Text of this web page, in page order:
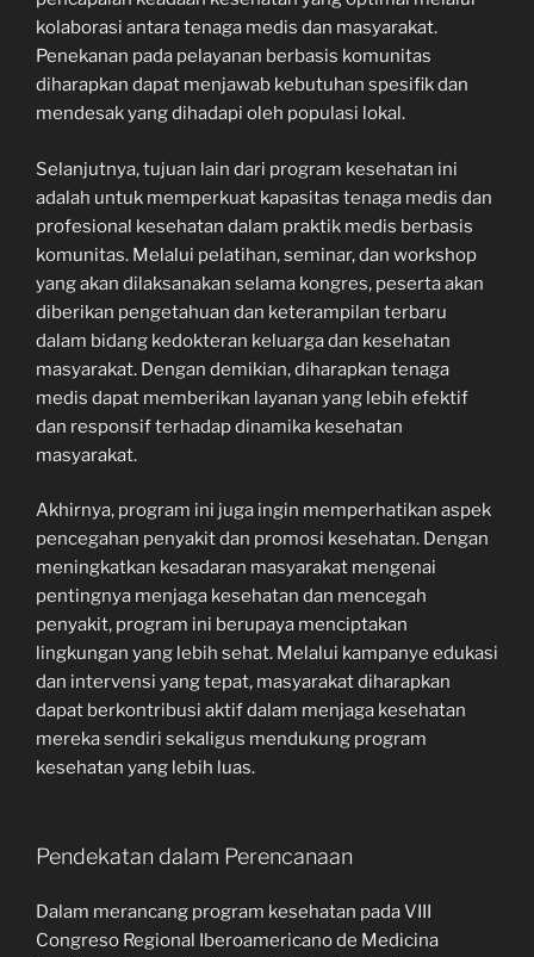
kolaborasi antara tenaga medis dan masyarakat.
Penekanan pada pelayanan berbasis komunitas
diharapkan dapat menjawab kebutuhan spesifik dan
mendesak yang dihadapi oleh populasi lokal.
Selanjutnya, tujuan lain dari program kesehatan ini
adalah untuk memperkuat kapasitas tenaga medis dan
profesional kesehatan dalam praktik medis berbasis
komunitas. Melalui pelatihan, seminar, dan workshop
yang akan dilaksanakan selama kongres, peserta akan
diberikan pengetahuan dan keterampilan terbaru
dalam bidang kedokteran keluarga dan kesehatan
masyarakat. Dengan demikian, diharapkan tenaga
medis dapat memberikan layanan yang lebih efektif
dan responsif terhadap dinamika kesehatan
masyarakat.
Akhirnya, program ini juga ingin memperhatikan aspek
pencegahan penyakit dan promosi kesehatan. Dengan
meningkatkan kesadaran masyarakat mengenai
pentingnya menjaga kesehatan dan mencegah
penyakit, program ini berupaya menciptakan
lingkungan yang lebih sehat. Melalui kampanye edukasi
dan intervensi yang tepat, masyarakat diharapkan
dapat berkontribusi aktif dalam menjaga kesehatan
mereka sendiri sekaligus mendukung program
kesehatan yang lebih luas.
Pendekatan dalam Perencanaan
Dalam merancang program kesehatan pada VIII
Congreso Regional Iberoamericano de Medicina